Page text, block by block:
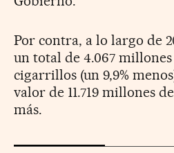
Por contra, a lo largo de
un total de 4.067
cigarrillos (un 9,9%
valor de 11.719 millones
más.